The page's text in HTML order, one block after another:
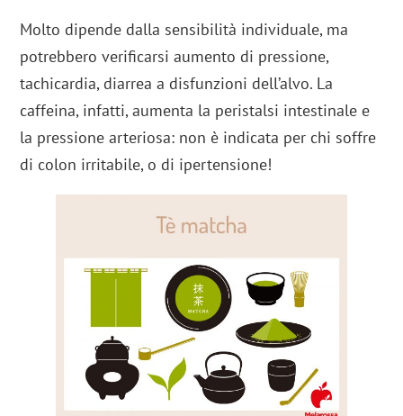
Molto dipende dalla sensibilità individuale, ma
potrebbero verificarsi aumento di pressione,
tachicardia, diarrea a disfunzioni dell’alvo. La
caffeina, infatti, aumenta la peristalsi intestinale e
la pressione arteriosa: non è indicata per chi soffre
di colon irritabile, o di ipertensione!